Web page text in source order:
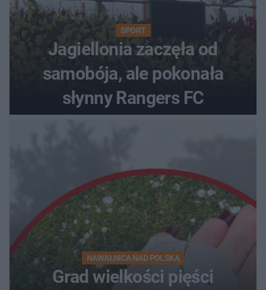
SPORT
Jagiellonia zaczęła od
samobója, ale pokonała
słynny Rangers FC
NAWAŁNICA NAD POLSKĄ
Grad wielkości pięści